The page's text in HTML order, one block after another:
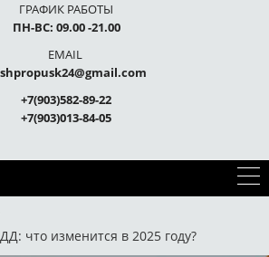
ГРАФИК РАБОТЫ
ПН-ВС: 09.00 -21.00
EMAIL
+7(903)582-89-22
+7(903)013-84-05
что изменится в 2025 году?